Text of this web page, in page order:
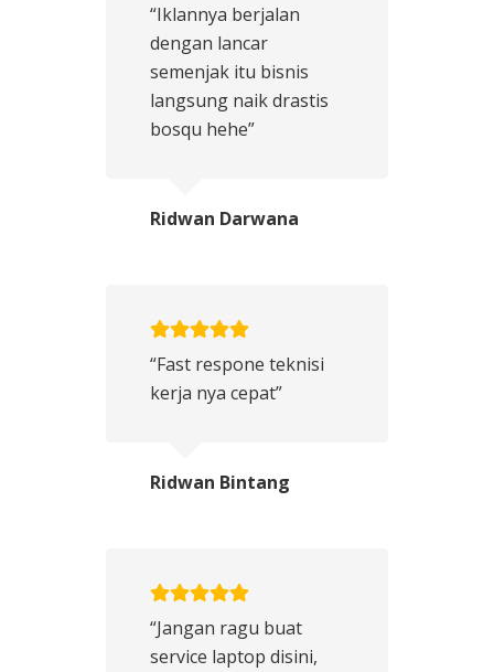
“Iklannya berjalan
dengan lancar
semenjak itu bisnis
langsung naik drastis
bosqu hehe”
Ridwan Darwana
“Fast respone teknisi
kerja nya cepat”
Ridwan Bintang
“Jangan ragu buat
service laptop disini,